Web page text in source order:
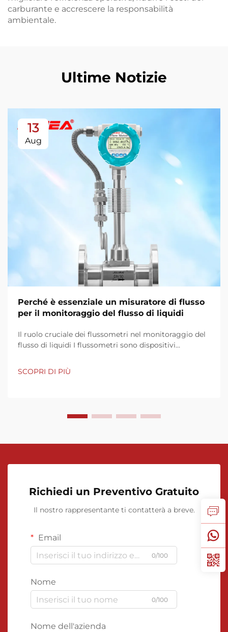
carburante e accrescere la responsabilità
ambientale.
Ultime Notizie
13
Aug
Perché è essenziale un misuratore di flusso
per il monitoraggio del flusso di liquidi
Il ruolo cruciale dei flussometri nel monitoraggio del
flusso di liquidi I flussometri sono dispositivi
flusso di liquidi in vari settori. La loro capacità di
fornire una misurazione precisa e in tempo reale dei
SCOPRI DI PIÙ
Richiedi un Preventivo Gratuito
Il nostro rappresentante ti contatterà a breve.
Email
0/100
Nome
0/100
Nome dell'azienda